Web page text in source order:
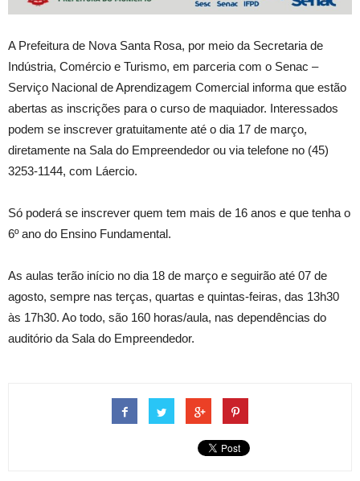
A Prefeitura de Nova Santa Rosa, por meio da Secretaria de
Indústria, Comércio e Turismo, em parceria com o Senac –
Serviço Nacional de Aprendizagem Comercial informa que estão
abertas as inscrições para o curso de maquiador. Interessados
podem se inscrever gratuitamente até o dia 17 de março,
diretamente na Sala do Empreendedor ou via telefone no (45)
3253-1144, com Láercio.
Só poderá se inscrever quem tem mais de 16 anos e que tenha o
6º ano do Ensino Fundamental.
As aulas terão início no dia 18 de março e seguirão até 07 de
agosto, sempre nas terças, quartas e quintas-feiras, das 13h30
às 17h30. Ao todo, são 160 horas/aula, nas dependências do
auditório da Sala do Empreendedor.